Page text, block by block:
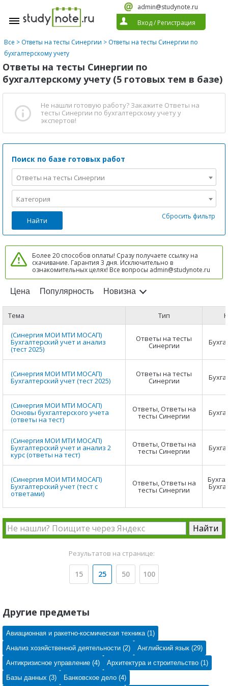
admin@studynote.ru
Вход/ Регистрация
Все > Ответы на тесты Синергии > Ответы на тесты Синергии по
бухгалтерскому учету
Ответы на тесты Синергии по
бухгалтерскому учету (5 готовых тем в базе)
Не нашли готовую работу? Закажите Ответы на
тесты Синергии по бухгалтерскому учетуу
экспертов!
Поиск по базе готовых работ
Ответы на тесты Синергии
Категория
Найти Сбросить фильтр
Более 20 способов оплаты! Сразу получаете ссылку на
скачивание. Гарантия 3 дня. Исключительно в
ознакомительных целях! Все вопросы admin@studynote.ru
Цена Популярность Новизна
Тема Тип
(Синергия МОИ МТИ МОСАП)
Бухгалтерский учет и анализ
(тест 2025)
Ответы на тесты
Синергии
(Синергия МОИ МТИ МОСАП)
Бухгалтерский учет (тест 2025)
Ответы на тесты
Синергии
(Синергия МОИ МТИ МОСАП)
Основы бухгалтерского учета
(ответы на тест)
Ответы, Ответы на
тесты Синергии
(Синергия МОИ МТИ МОСАП)
Бухгалтерский учет и анализ 2
курс (ответы на тест)
Ответы, Ответы на
тесты Синергии
(Синергия МОИ МТИ МОСАП)
Бухгалтерский учет (тест с
ответами)
Ответы, Ответы на
тесты Синергии
Результатов на странице:
15 25 50 100
Другие предметы
Авиационная и ракетно-космическая техника (1)
Анализ хозяйственной деятельности (2)
Английский язык (29)
Антикризисное управление (4)
Архитектура и строительство (1)
Базы данных (3)
Банковское дело (4)